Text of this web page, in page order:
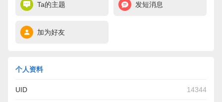
Ta的主题 发短消息
加为好友
个人资料
UID 14344